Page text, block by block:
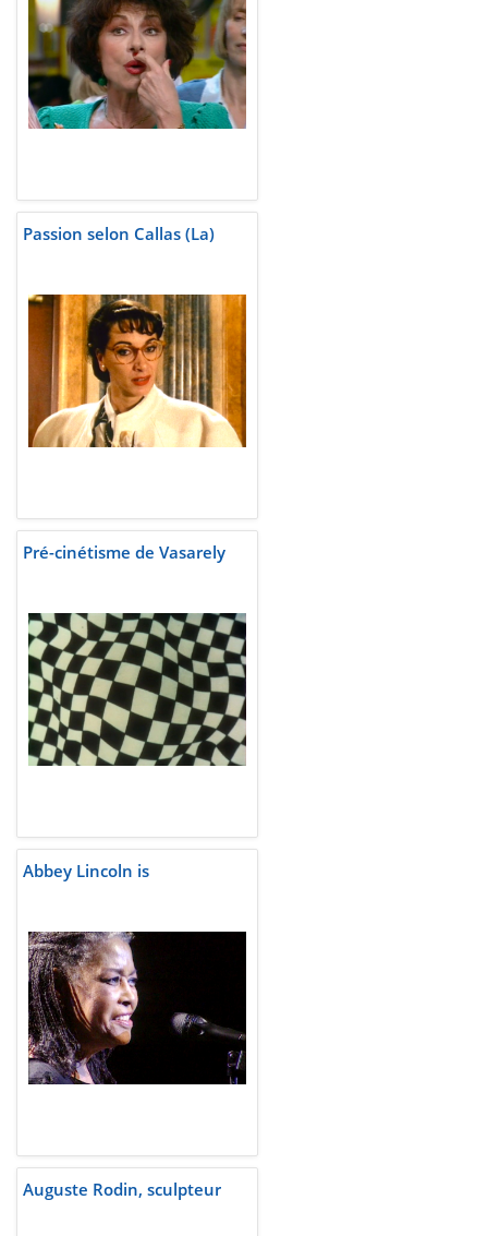
Passion selon Callas (La)
Pré-cinétisme de Vasarely
Abbey Lincoln is
Auguste Rodin, sculpteur